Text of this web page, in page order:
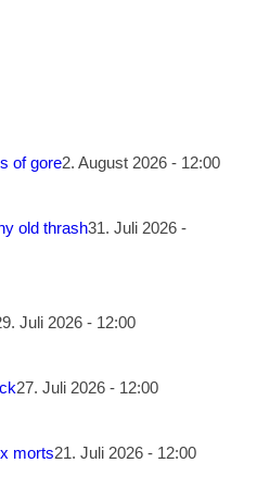
of gore2. August 2026 - 12:00
old thrash31. Juli 2026 -
Juli 2026 - 12:00
27. Juli 2026 - 12:00
morts21. Juli 2026 - 12:00